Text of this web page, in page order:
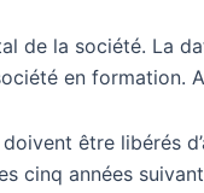
de la société. La
en formation.
être libérés
cinq années